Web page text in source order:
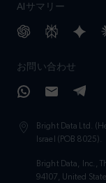
AIサマリー
お問い合わせ
Bright Data Ltd.
Israel (POB 8025).
Bright Data, Inc.,
94107, United